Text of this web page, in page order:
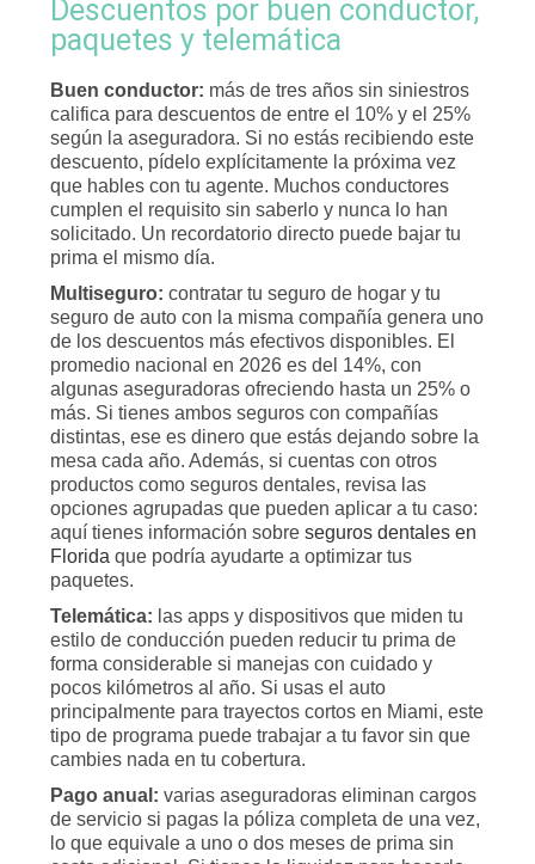
Descuentos por buen conductor,
paquetes y telemática
Buen conductor: más de tres años sin siniestros
califica para descuentos de entre el 10% y el 25%
según la aseguradora. Si no estás recibiendo este
descuento, pídelo explícitamente la próxima vez
que hables con tu agente. Muchos conductores
cumplen el requisito sin saberlo y nunca lo han
solicitado. Un recordatorio directo puede bajar tu
prima el mismo día.
Multiseguro: contratar tu seguro de hogar y tu
seguro de auto con la misma compañía genera uno
de los descuentos más efectivos disponibles. El
promedio nacional en 2026 es del 14%, con
algunas aseguradoras ofreciendo hasta un 25% o
más. Si tienes ambos seguros con compañías
distintas, ese es dinero que estás dejando sobre la
mesa cada año. Además, si cuentas con otros
productos como seguros dentales, revisa las
opciones agrupadas que pueden aplicar a tu caso:
aquí tienes información sobre seguros dentales en
Florida que podría ayudarte a optimizar tus
paquetes.
Telemática: las apps y dispositivos que miden tu
estilo de conducción pueden reducir tu prima de
forma considerable si manejas con cuidado y
pocos kilómetros al año. Si usas el auto
principalmente para trayectos cortos en Miami, este
tipo de programa puede trabajar a tu favor sin que
cambies nada en tu cobertura.
Pago anual: varias aseguradoras eliminan cargos
de servicio si pagas la póliza completa de una vez,
lo que equivale a uno o dos meses de prima sin